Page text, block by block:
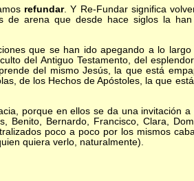
refundar. Y Re-Fundar significa
de arena que desde hace siglos la
que se han ido apegando a lo largo
del Antiguo Testamento, del
del mismo Jesús, la que está
de los Hechos de Apóstoles, la que
porque en ellos se da una invitación a
Benito, Bernardo, Francisco, Clara,
poco a poco por los mismos
quiera verlo, naturalmente).